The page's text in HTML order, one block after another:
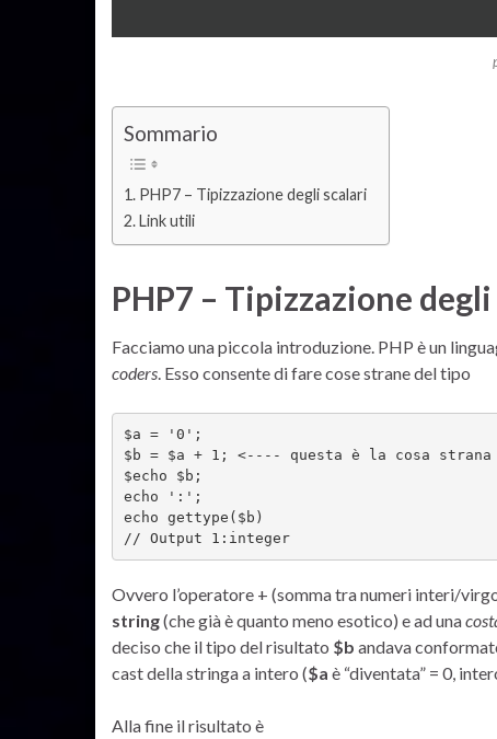
Sommario
PHP7 – Tipizzazione degli scalari
Link utili
PHP7 – Tipizzazione
Facciamo una piccola introduzione. PHP è un
coders . Esso consente di fare cose strane del tipo
$a = '0';
$b = $a + 1; <---- questa è la cosa strana
$echo $b;
echo ':';
echo gettype($b)
// Output 1:integer
Ovvero l’operatore + (somma tra numeri interi/
string(che già è quanto meno esotico) e ad una
deciso che il tipo del risultato $b andava
cast della stringa a intero ($a è “diventata” = 0,
Alla fine il risultato è